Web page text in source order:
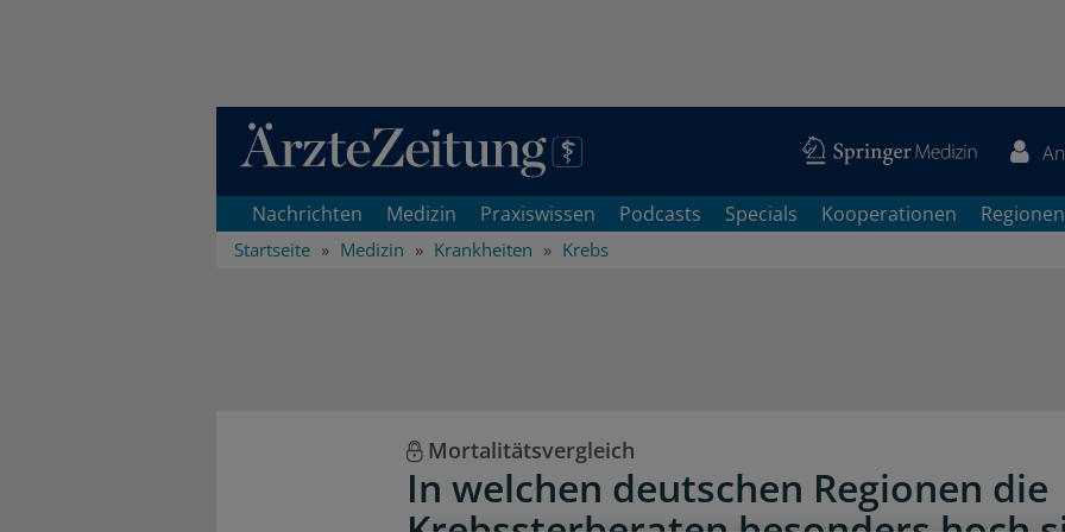
Direkt zum Inhaltsbereich
Nachrichten Medizin Praxiswissen Podcasts Specials Kooperationen Regionen
Startseite Medizin Krankheiten Krebs
Mortalitätsvergleich
In welchen deutschen Regionen die